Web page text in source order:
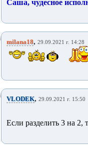
Саша, чудесное
milana18, 29.09.2021 г. 14:28
VLODEK, 29.09.2021 г. 15:50
Если разделить 3 на